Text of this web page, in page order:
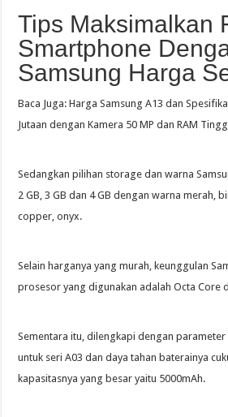
Tips Maksimalkan
Smartphone
Samsung Harga
Baca Juga: Harga Samsung A13 dan
Jutaan dengan Kamera 50 MP dan RAM
Sedangkan pilihan storage dan warna
2 GB, 3 GB dan 4 GB dengan warna merah,
copper, onyx.
Selain harganya yang murah, keunggulan
prosesor yang digunakan adalah Octa Core
Sementara itu, dilengkapi dengan parameter
untuk seri A03 dan daya tahan baterainya
kapasitasnya yang besar yaitu 5000mAh.